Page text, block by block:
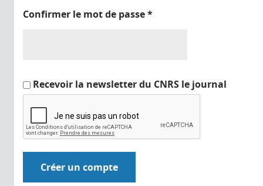
Confirmer le mot de passe*
Recevoir la newsletter du CNRS le journal